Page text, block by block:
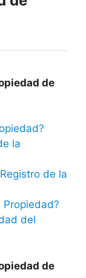
de
la
de la
Propiedad?
del
de